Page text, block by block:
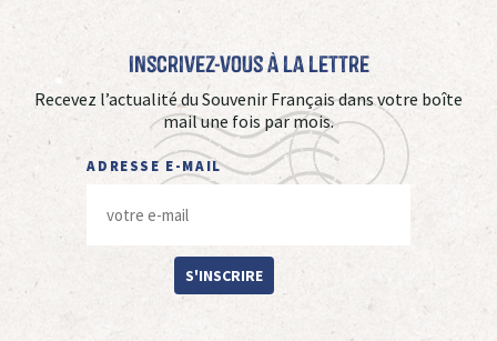
Inscrivez-vous à La Lettre
Recevez l’actualité du Souvenir Français dans votre boîte
mail une fois par mois.
ADRESSE E-MAIL
S'INSCRIRE